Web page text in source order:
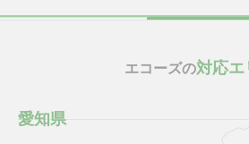
エコーズの対応エ
愛知県